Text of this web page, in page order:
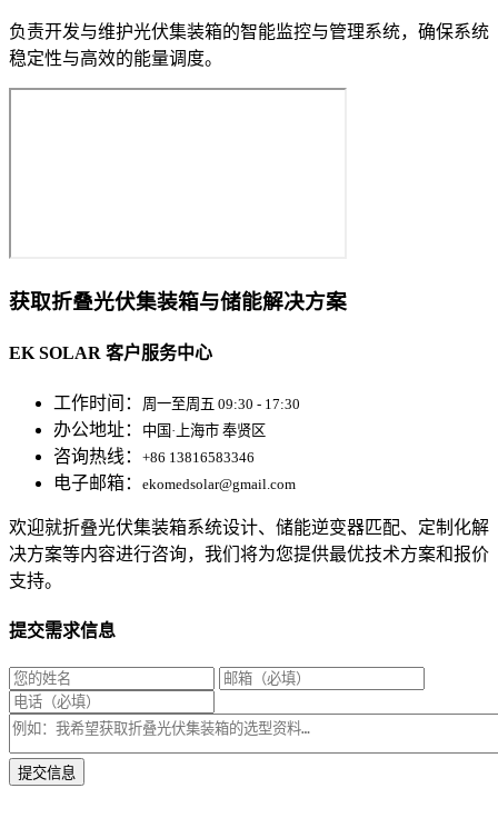
负责开发与维护光伏集装箱的智能监控与管理系统，确保系统
稳定性与高效的能量调度。
获取折叠光伏集装箱与储能解决方案
EK SOLAR 客户服务中心
工作时间： 周一至周五 09:30 - 17:30
办公地址： 中国·上海市 奉贤区
咨询热线： +86 13816583346
电子邮箱： ekomedsolar@gmail.com
欢迎就折叠光伏集装箱系统设计、储能逆变器匹配、定制化解
决方案等内容进行咨询，我们将为您提供最优技术方案和报价
支持。
提交需求信息